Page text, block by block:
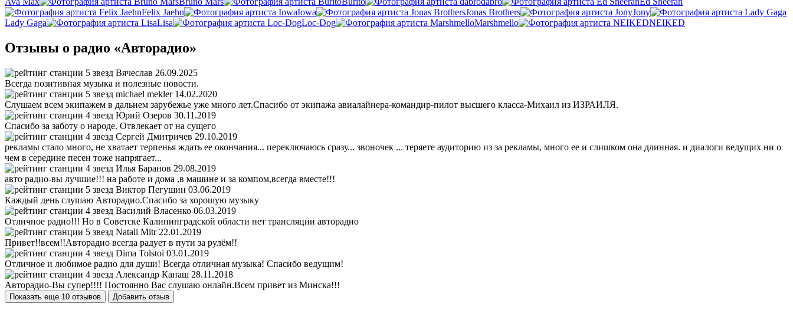
Felix Jaehn
Iowa Jonas Brothers
Jony
Lady Gaga
Lisa Loc-Dog Marshmello NEIKED
Отзывы о радио «Авторадио»
Вячеслав 26.09.2025
Всегда позитивная музыка и полезные новости.
michael mekler 14.02.2020
Слушаем всем экипажем в дальнем зарубежье уже много лет.Спасибо от экипажа авиалайнера-командир-пилот высшего класса-Михаил из ИЗРАИЛЯ.
Юрий Озеров 30.11.2019
Спасибо за заботу о народе. Отвлекает от на сущего
Сергей Дмитричев 29.10.2019
рекламы стало много, не хватает терпенья ждать ее окончания... переключаюсь сразу... звоночек ... теряете аудиторию из за рекламы, много ее и слишком она длинная. и диалоги ведущих ни о
чем в середине песен тоже напрягает...
Илья Баранов 29.08.2019
авто радио-вы лучшие!!! на работе и дома ,в машине и за компом,всегда вместе!!!
Виктор Пегушин 03.06.2019
Каждый день слушаю Авторадио.Спасибо за хорошую музыку
Василий Власенко 06.03.2019
Отличное радио!!! Но в Советске Калининградской области нет трансляции авторадио
Natali Mitr 22.01.2019
Привет!!всем!!Авторадио всегда радует в пути за рулём!!
Dima Tolstoi 03.01.2019
Отличное и любимое радио для души! Всегда отличная музыка! Спасибо ведущим!
Александр Канаш 28.11.2018
Авторадио-Вы супер!!!! Постоянно Вас слушаю онлайн.Всем привет из Минска!!!
Показать еще 10 отзывов Добавить отзыв